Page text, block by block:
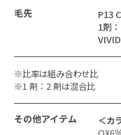
毛先
P13
1剤
※比率は組み合わせ比
※1 剤：2 剤は混合比
その他アイテム ＜カ